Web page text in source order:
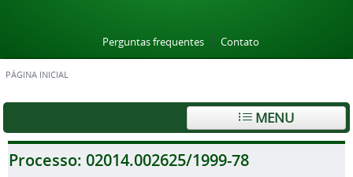
Perguntas frequentes Contato
PÁGINA INICIAL
MENU
Processo: 02014.002625/1999-78